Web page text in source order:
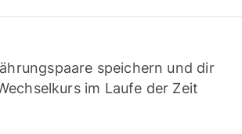
speichern und dir
im Laufe der Zeit